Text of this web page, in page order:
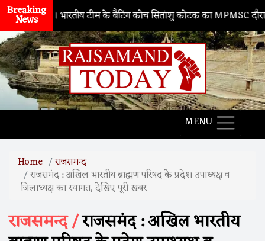
Breaking
News
नाथद्वारा। भारतीय टीम के बैटिंग कोच सितांशु कोटक का MPMSC दौरा, युवा
MENU
Home राजसमन्द
राजसमंद : अखिल भारतीय ब्राह्मण परिषद के प्रदेश उपाध्यक्ष व
जिलाध्यक्ष का स्वागत, देखिए पूरी खबर
राजसमन्द /राजसमंद : अखिल भारतीय